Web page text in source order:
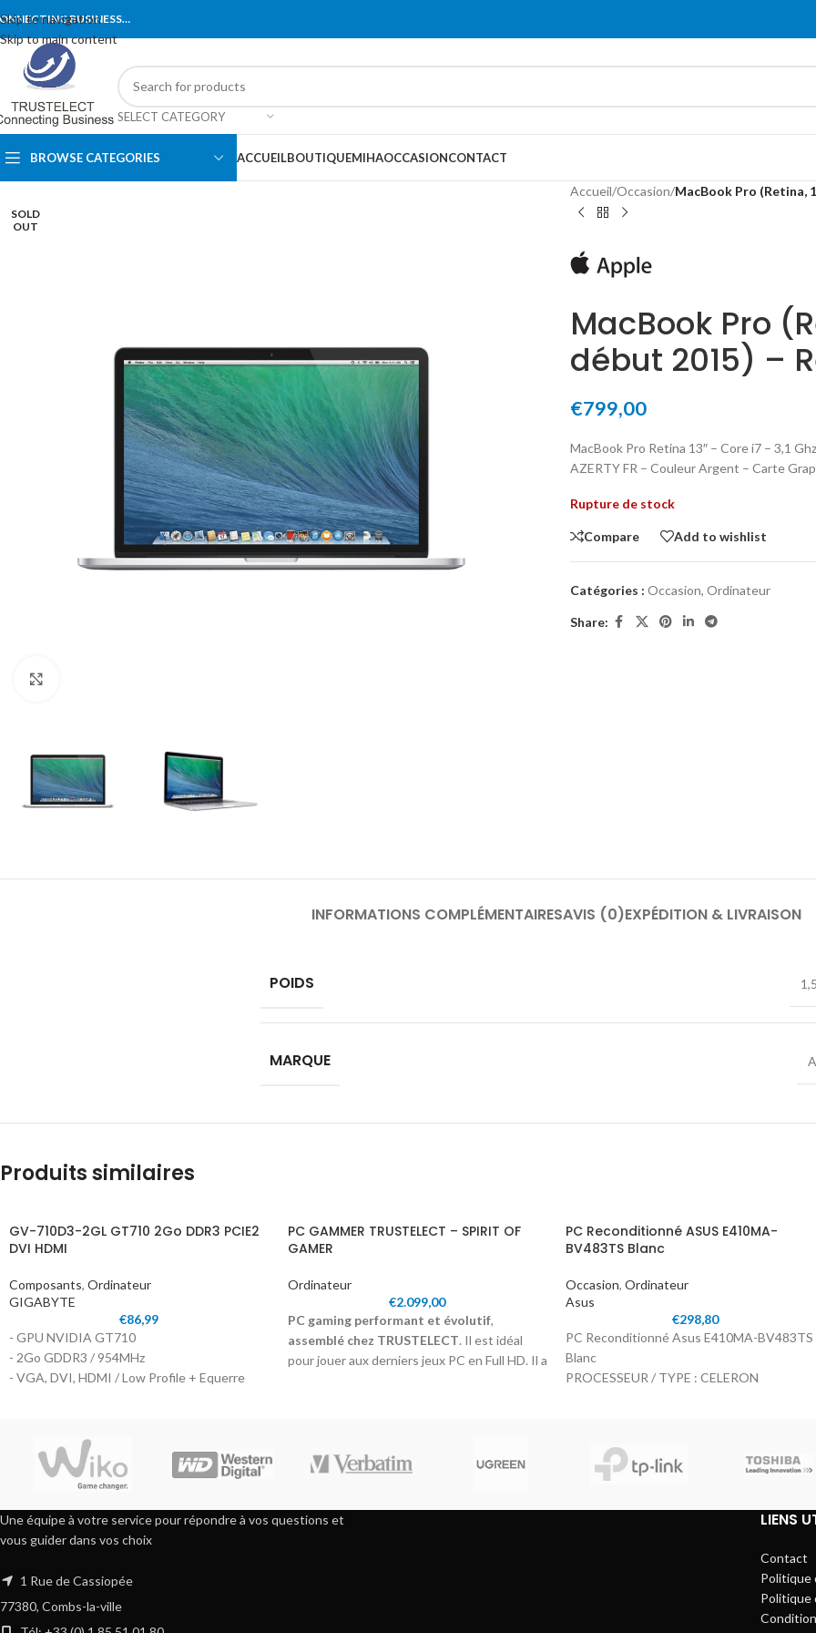
Skip to navigation
Skip to main content
BUSINESS…
SELECT CATEGORY
BROWSE CATEGORIES ACCUEILBOUTIQUEMIHAOCCASIONCONTACT
SOLD
OUT
Accueil/Occasion/MacBook Pro (Retina,
MacBook Pro
début 2015) –
€799,00
MacBook Pro Retina 13″ – Core i7 – 3,1
AZERTY FR – Couleur Argent – Carte
Rupture de stock
Compare Add to wishlist
Catégories : Occasion, Ordinateur
Share:
INFORMATIONS COMPLÉMENTAIRESAVIS (0)EXPÉDITION & LIVRAISON
POIDS
MARQUE
Produits similaires
GV-710D3-2GL GT710 2Go DDR3 PCIE2
DVI HDMI
Composants, Ordinateur
GIGABYTE
€86,99
- GPU NVIDIA GT710
- 2Go GDDR3 / 954MHz
- VGA, DVI, HDMI / Low Profile + Equerre
PC GAMMER TRUSTELECT – SPIRIT OF
GAMER
Ordinateur
€2.099,00
PC gaming performant et évolutif,
assemblé chez TRUSTELECT. Il est idéal
pour jouer aux derniers jeux PC en Full HD. Il a
PC Reconditionné ASUS E410MA-
BV483TS Blanc
Occasion, Ordinateur
Asus
€298,80
PC Reconditionné Asus E410MA-BV483TS
Blanc
PROCESSEUR / TYPE : CELERON
Une équipe à votre service pour répondre à vos questions et
vous guider dans vos choix
1 Rue de Cassiopée
77380, Combs-la-ville
LIENS
Contact
Politique
Politique